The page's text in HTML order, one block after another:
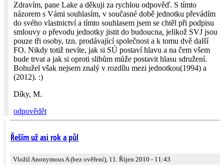
Zdravím, pane Lake a děkuji za rychlou odpověď. S tímto
názorem s Vámi souhlasím, v současné době jednotku převádím
do svého vlastnictví a tímto souhlasem jsem se chtěl při podpisu
smlouvy o převodu jednotky jistit do budoucna, jelikož SVJ jsou
pouze tři osoby, tzn. prodávající společnost a k tomu dvě další
FO. Nikdy totiž nevíte, jak si SÚ postaví hlavu a na čem všem
bude trvat a jak si oproti slibům může postavit hlasu sdružení.
Bohužel však nejsem znalý v rozdílu mezi jednotkou(1994) a
(2012). :)
Díky, M.
odpovědět
Řeším už asi rok a půl
Vložil Anonymous A (bez ověření), 11. Říjen 2010 - 11:43